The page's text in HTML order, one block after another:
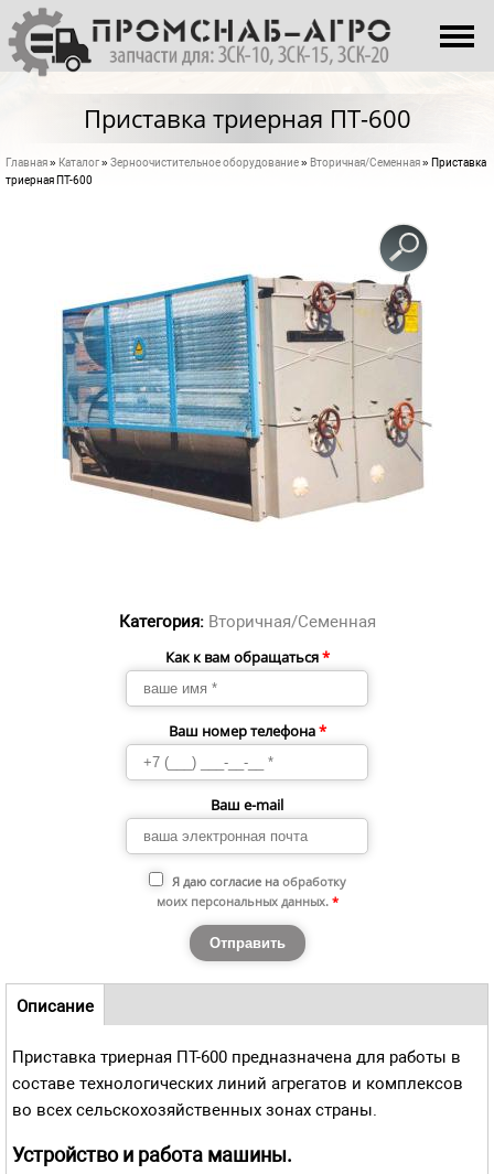
Перейти к основному содержанию
О НАС
КАТАЛОГ
ПРОИЗВОДСТВО
КОНТАКТЫ
Приставка триерная ПТ-600
Вы здесь
Главная» Каталог» Зерноочистительное оборудование» Вторичная/Семенная» Приставка
триерная ПТ-600
Категория: Вторичная/Семенная
Как к вам обращаться*
Ваш номер телефона*
Ваш e-mail
Я даю согласие на обработку
моих персональных данных. *
Навигационное меню
Описание
вкладка)
Приставка триерная ПТ-600 предназначена для работы в
составе технологических линий агрегатов и комплексов
во всех сельскохозяйственных зонах страны.
Устройство и работа машины.